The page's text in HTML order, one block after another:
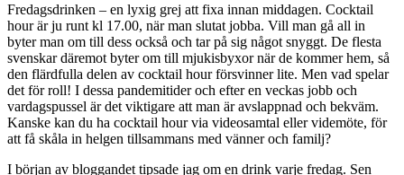
Fredagsdrinken – en lyxig grej att fixa innan middagen. Cocktail
hour är ju runt kl 17.00, när man slutat jobba. Vill man gå all in
byter man om till dess också och tar på sig något snyggt. De flesta
svenskar däremot byter om till mjukisbyxor när de kommer hem, så
den flärdfulla delen av cocktail hour försvinner lite. Men vad spelar
det för roll! I dessa pandemitider och efter en veckas jobb och
vardagspussel är det viktigare att man är avslappnad och bekväm.
Kanske kan du ha cocktail hour via videosamtal eller videmöte, för
att få skåla in helgen tillsammans med vänner och familj?
I början av bloggandet tipsade jag om en drink varje fredag. Sen